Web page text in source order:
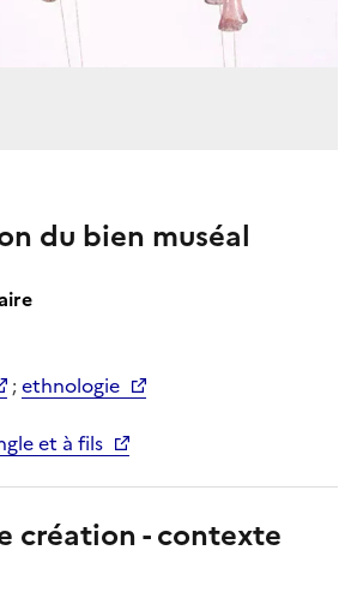
du bien muséal
;ethnologie
et à fils
création - contexte